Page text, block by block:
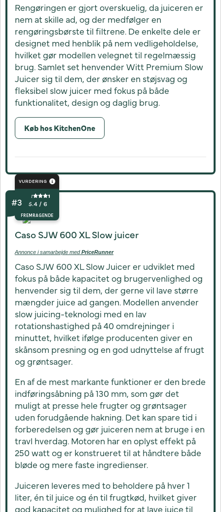
Rengøringen er gjort overskuelig, da juiceren er
nem at skille ad, og der medfølger en
rengøringsbørste til filtrene. De enkelte dele er
designet med henblik på nem vedligeholdelse,
hvilket gør modellen velegnet til regelmæssig
brug. Samlet set henvender Witt Premium Slow
Juicer sig til dem, der ønsker en støjsvag og
fleksibel slow juicer med fokus på både
funktionalitet, design og daglig brug.
Køb hos KitchenOne
VURDERING
5.4 / 6
FREMRAGENDE
Caso SJW 600 XL Slow juicer
Annonce i samarbejde medPriceRunner
Caso SJW 600 XL Slow Juicer er udviklet med
fokus på både kapacitet og brugervenlighed og
henvender sig til dem, der gerne vil lave større
mængder juice ad gangen. Modellen anvender
slow juicing-teknologi med en lav
rotationshastighed på 40 omdrejninger i
minuttet, hvilket ifølge producenten giver en
skånsom presning og en god udnyttelse af frugt
og grøntsager.
En af de mest markante funktioner er den brede
indføringsåbning på 130 mm, som gør det
muligt at presse hele frugter og grøntsager
uden forudgående hakning. Det kan spare tid i
forberedelsen og gør juiceren nem at bruge i en
travl hverdag. Motoren har en oplyst effekt på
250 watt og er konstrueret til at håndtere både
bløde og mere faste ingredienser.
Juiceren leveres med to beholdere på hver 1
liter, én til juice og én til frugtkød, hvilket giver
god kapacitet og mulighed for at lave juice til